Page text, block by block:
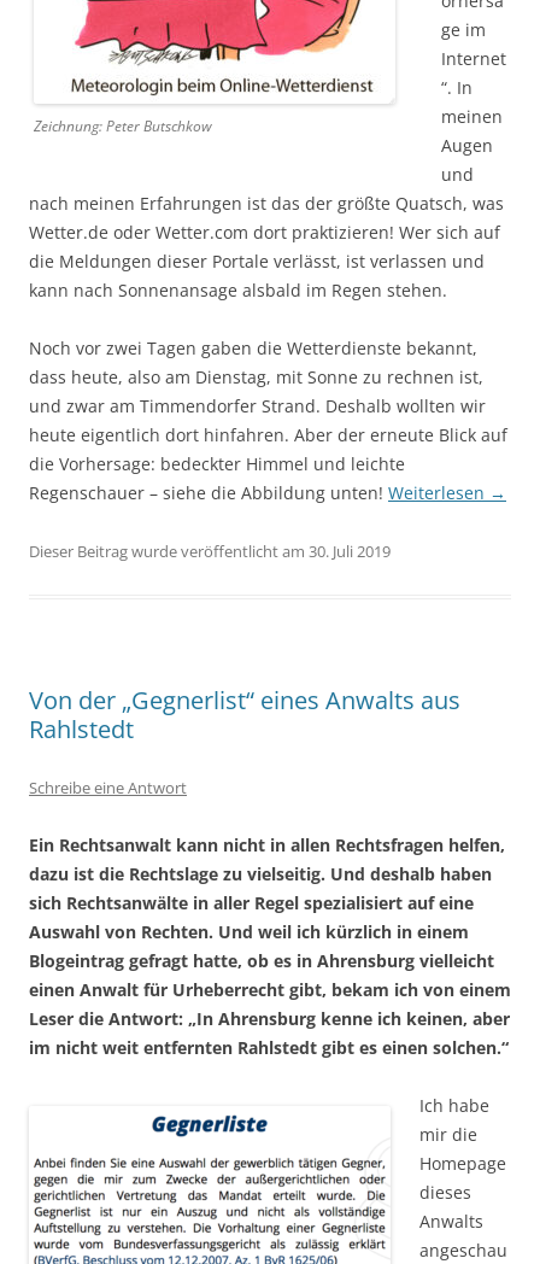
Zeichnung: Peter Butschkow
ge im
Internet
“. In
meinen
Augen
und
nach meinen Erfahrungen ist das der größte Quatsch, was
Wetter.de oder Wetter.com dort praktizieren! Wer sich auf
die Meldungen dieser Portale verlässt, ist verlassen und
kann nach Sonnenansage alsbald im Regen stehen.
Noch vor zwei Tagen gaben die Wetterdienste bekannt,
dass heute, also am Dienstag, mit Sonne zu rechnen ist,
und zwar am Timmendorfer Strand. Deshalb wollten wir
heute eigentlich dort hinfahren. Aber der erneute Blick auf
die Vorhersage: bedeckter Himmel und leichte
Regenschauer – siehe die Abbildung unten! Weiterlesen →
Dieser Beitrag wurde veröffentlicht am 30. Juli 2019
Von der „Gegnerlist“ eines Anwalts aus
Rahlstedt
Schreibe eine Antwort
Ein Rechtsanwalt kann nicht in allen Rechtsfragen helfen,
dazu ist die Rechtslage zu vielseitig. Und deshalb haben
sich Rechtsanwälte in aller Regel spezialisiert auf eine
Auswahl von Rechten. Und weil ich kürzlich in einem
Blogeintrag gefragt hatte, ob es in Ahrensburg vielleicht
einen Anwalt für Urheberrecht gibt, bekam ich von einem
Leser die Antwort: „In Ahrensburg kenne ich keinen, aber
im nicht weit entfernten Rahlstedt gibt es einen solchen.“
Ich habe
mir die
Homepage
dieses
Anwalts
angeschau